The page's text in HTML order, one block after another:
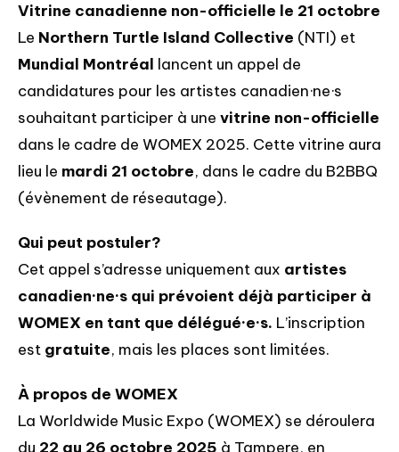
Vitrine canadienne non-officielle le 21 octobre
Le Northern Turtle Island Collective (NTI) et
Mundial Montréal lancent un appel de
candidatures pour les artistes canadien·ne·s
souhaitant participer à une vitrine non-officielle
dans le cadre de WOMEX 2025. Cette vitrine aura
lieu le mardi 21 octobre, dans le cadre du B2BBQ
(évènement de réseautage).
Qui peut postuler?
Cet appel s’adresse uniquement aux artistes
canadien·ne·s qui prévoient déjà participer à
WOMEX en tant que délégué·e·s. L’inscription
est gratuite, mais les places sont limitées.
À propos de WOMEX
La Worldwide Music Expo (WOMEX) se déroulera
du 22 au 26 octobre 2025 à Tampere, en